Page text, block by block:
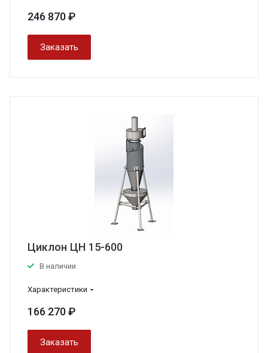
246 870 ₽
Заказать
Циклон ЦН 15-600
В наличии
Характеристики
166 270 ₽
Заказать